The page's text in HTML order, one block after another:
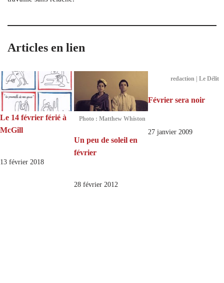
Articles en lien
Le 14 février férié à
McGill
13 février 2018
Photo : Matthew Whiston
Un peu de soleil en
février
28 février 2012
redaction | Le Délit
Février sera noir
27 janvier 2009